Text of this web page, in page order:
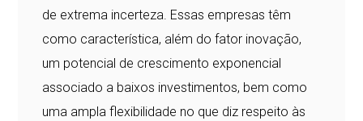
de extrema incerteza. Essas empresas têm
como característica, além do fator inovação,
um potencial de crescimento exponencial
associado a baixos investimentos, bem como
uma ampla flexibilidade no que diz respeito às